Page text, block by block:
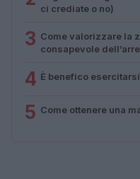
ci crediate o no)
3 Come valorizzare la
consapevole
4 È benefico
5 Come ottenere una